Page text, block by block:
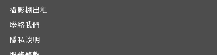
攝影棚出租
聯絡我們
隱私說明